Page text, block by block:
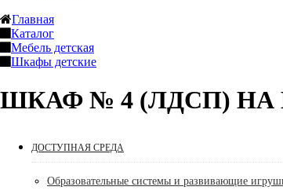
Главная
Каталог
Мебель детская
Шкафы детские
ШКАФ № 4 (ЛДСП)
ДОСТУПНАЯ СРЕДА
Образовательные системы и развивающие